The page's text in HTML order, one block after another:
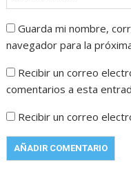
Guarda mi nombre,
navegador para la
Recibir un correo
comentarios a esta
Recibir un correo